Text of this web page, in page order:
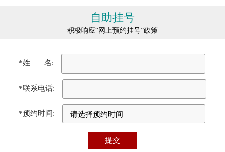
自助挂号
积极响应“网上预约挂号”政策
*姓 名:
*联系电话:
*预约时间: